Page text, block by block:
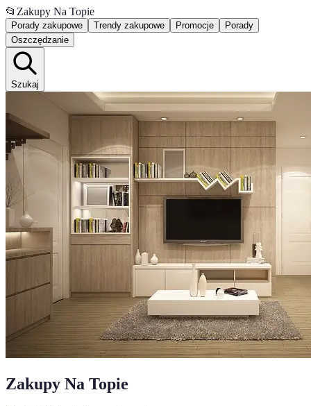
📂 Zakupy Na Topie
Porady zakupowe Trendy zakupowe Promocje
Porady
Oszczędzanie
Szukaj
Zakupy Na Topie